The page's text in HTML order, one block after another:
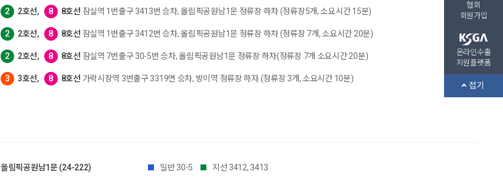
협회
회원가입
온라인수출
지원플랫폼
접기
2호선, 8호선 잠실역 1번출구 3413번 승차, 올림픽공원남1문 정류장 하차 (정류장5개, 소요시간 15분)
2호선, 8호선 잠실역 1번출구 3412번 승차, 올림픽공원남1문 정류장 하차 (정류장 7개, 소요시간 20분)
2호선, 8호선 잠실역 7번출구 30-5번 승차, 올림픽공원남1문 정류장 하차(정류장 7개 소요시간 20분)
3호선, 8호선 가락시장역 3번출구 3319면 승차, 방이역 정류장 하자 (정류장 3개, 소요시간 10분)
올림픽공원남1문 (24-222) 일반 30-5 지선 3412, 3413